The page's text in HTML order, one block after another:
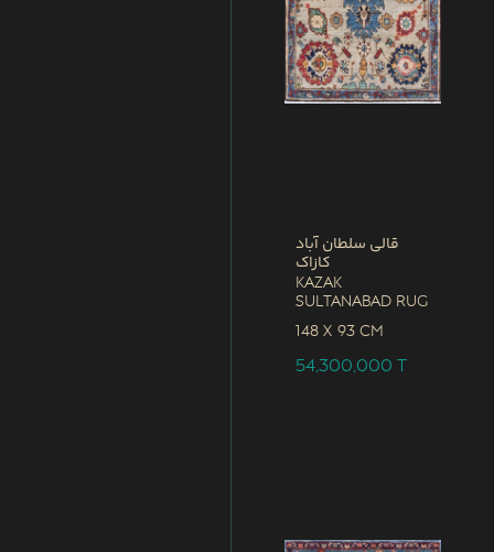
قالی سلطان آباد
کازاک
Kazak
Sultanabad Rug
148 x 93 CM
54,300,000T